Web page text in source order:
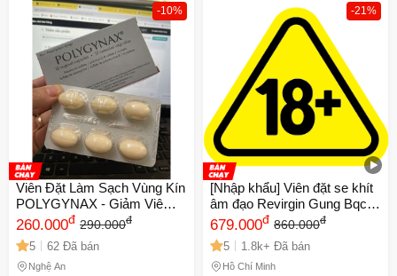
-10%
Viên Đặt Làm Sạch Vùng Kín
POLYGYNAX - Giảm Viêm,
Khử Mùi Hôi, Sản Phẩm
Thiên Nhiên Chính Hãng Từ
Pháp
260.000đ 290.000đ
5 62 Đã bán
Nghệ An
-21%
[Nhập khẩu] Viên đặt se khít
âm đạo Revirgin Gung Bqcell
- Thảo mộc tự nhiên Hàn
Quốc hỗ trợ cải thiện sức
khỏe vùng kín, lấy lại sự tự
tin cho phụ nữ
679.000đ 860.000đ
5 1.8k+ Đã bán
Hồ Chí Minh